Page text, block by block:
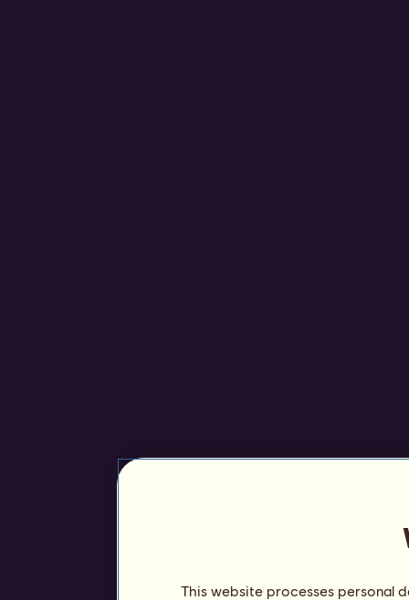
This website processes personal